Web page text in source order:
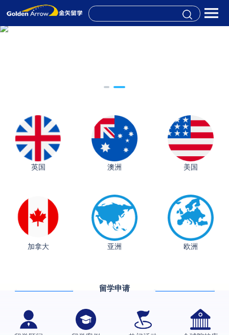
英国 澳洲 美国
加拿大 亚洲 欧洲
留学申请
从上海财大2+2到谢菲尔德：低均分逆袭QS百强金
伯明翰大学数字媒体与创意产业硕士录取案例